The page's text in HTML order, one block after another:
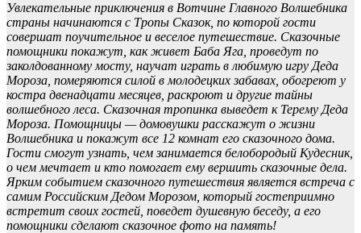
Увлекательные приключения в Вотчине Главного Волшебника
страны начинаются с Тропы Сказок, по которой гости
совершат поучительное и веселое путешествие. Сказочные
помощники покажут, как живет Баба Яга, проведут по
заколдованному мосту, научат играть в любимую игру Деда
Мороза, померяются силой в молодецких забавах, обогреют у
костра двенадцати месяцев, раскроют и другие тайны
волшебного леса. Сказочная тропинка выведет к Терему Деда
Мороза. Помощницы — домовушки расскажут о жизни
Волшебника и покажут все 12 комнат его сказочного дома.
Гости смогут узнать, чем занимается белобородый Кудесник,
о чем мечтает и кто помогает ему вершить сказочные дела.
Ярким событием сказочного путешествия является встреча с
самим Российским Дедом Морозом, который гостеприимно
встретит своих гостей, поведет душевную беседу, а его
помощники сделают сказочное фото на память!